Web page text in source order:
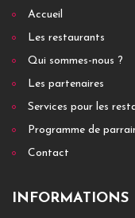
Au vieux vitre
Au vieux vannes
Accueil
Les restaurants
Qui sommes-nous ?
Les partenaires
Services pour les
Programme de
Contact
INFORMATIONS